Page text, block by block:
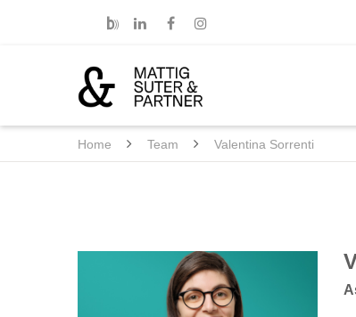
Home Team Valentina Sorrenti